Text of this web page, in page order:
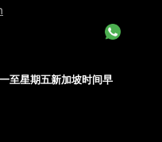
至星期五新加坡时间早